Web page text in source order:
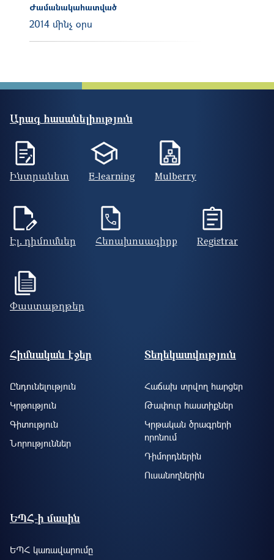
Ժամանակահատված
2014 մինչ օրս
Արագ հասանելիություն
Ինտրանետ E-learning Mulberry
Էլ. դիմումներ Հեռախոսագիրք Registrar
Փաստաթղթեր
Footer site information
Հիմնական էջեր
Ընդունելություն
Կրթություն
Գիտություն
Նորություններ
Տեղեկատվություն
Հաճախ տրվող հարցեր
Թափուր հաստիքներ
Կրթական ծրագրերի
որոնում
Դիմորդներին
Ուսանողներին
ԵՊՀ-ի մասին
ԵՊՀ կառավարումը